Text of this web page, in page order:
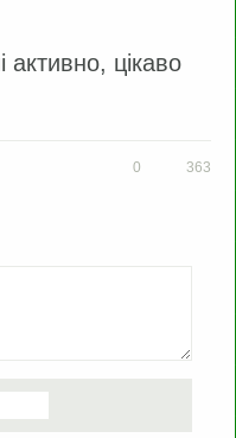
цікаво
363
0